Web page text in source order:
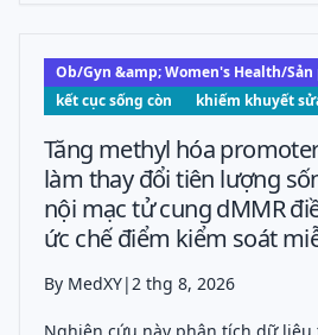
chứng hơn khi còn đủ mô vú.
Ob/Gyn &amp; Women's Health/
kết cục sống còn
khiếm khuyết
Tăng methyl hóa
làm thay đổi tiên lượng
nội mạc tử cung dMMR
ức chế điểm kiểm soát
By MedXY|2 thg 8, 2026